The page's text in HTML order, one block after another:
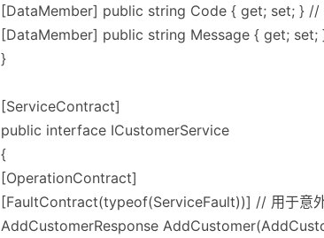
[DataMember] public string Code { get; set; } //
[DataMember] public string Message { get; set;
}
[ServiceContract]
public interface ICustomerService
{
[OperationContract]
[FaultContract(typeof(ServiceFault))] // 用于意
AddCustomerResponse